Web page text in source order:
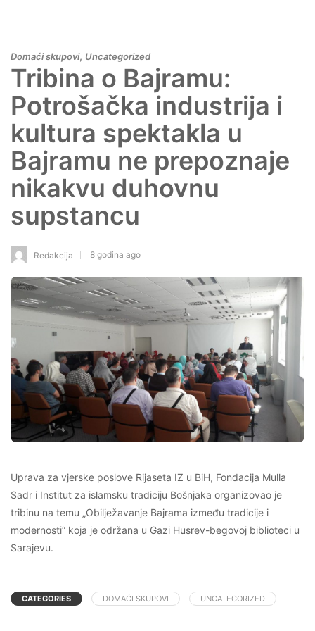
Domaći skupovi, Uncategorized
Tribina o Bajramu:
Potrošačka industrija i
kultura spektakla u
Bajramu ne prepoznaje
nikakvu duhovnu
supstancu
Redakcija 8 godina ago
Uprava za vjerske poslove Rijaseta IZ u BiH, Fondacija Mulla
Sadr i Institut za islamsku tradiciju Bošnjaka organizovao je
tribinu na temu „Obilježavanje Bajrama između tradicije i
modernosti“ koja je održana u Gazi Husrev-begovoj biblioteci u
Sarajevu.
CATEGORIES DOMAĆI SKUPOVI UNCATEGORIZED